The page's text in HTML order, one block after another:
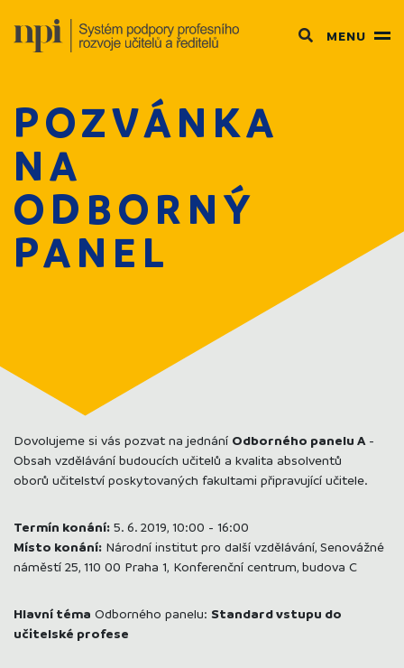
MENU
POZVÁNKA
NA
ODBORNÝ
PANEL
Dovolujeme si vás pozvat na jednání Odborného panelu A -
Obsah vzdělávání budoucích učitelů a kvalita absolventů
oborů učitelství poskytovaných fakultami připravující učitele.
Termín konání: 5. 6. 2019, 10:00 - 16:00
Místo konání: Národní institut pro další vzdělávání, Senovážné
náměstí 25, 110 00 Praha 1, Konferenční centrum, budova C
Hlavní téma Odborného panelu: Standard vstupu do
učitelské profese